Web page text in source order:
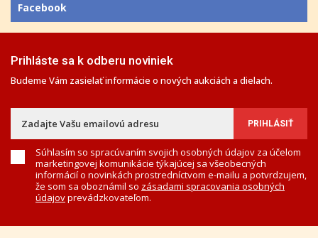
Facebook
Prihláste sa k odberu noviniek
Budeme Vám zasielať informácie o nových aukciách a dielach.
Súhlasím so spracúvaním svojich osobných údajov za účelom
marketingovej komunikácie týkajúcej sa všeobecných
informácií o novinkách prostredníctvom e-mailu a potvrdzujem,
že som sa oboznámil so zásadami spracovania osobných
údajovprevádzkovateľom.